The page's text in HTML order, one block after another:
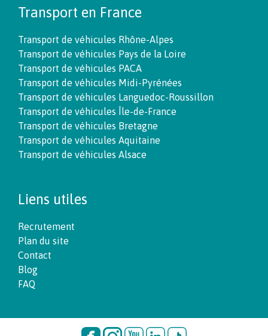
Transport en France
Transport de véhicules Rhône-Alpes
Transport de véhicules Pays de la Loire
Transport de véhicules PACA
Transport de véhicules Midi-Pyrénées
Transport de véhicules Languedoc-Roussillon
Transport de véhicules Île-de-France
Transport de véhicules Bretagne
Transport de véhicules Aquitaine
Transport de véhicules Alsace
Liens utiles
Recrutement
Plan du site
Contact
Blog
FAQ